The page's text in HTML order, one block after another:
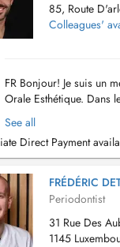
85, Route
Colleagues'
FR Bonjour! Je suis un
Orale Esthétique. Dans
suivre l'évolution des
See all
Direct Payment
FRÉDÉRIC
Periodontist
31 Rue Des
1145